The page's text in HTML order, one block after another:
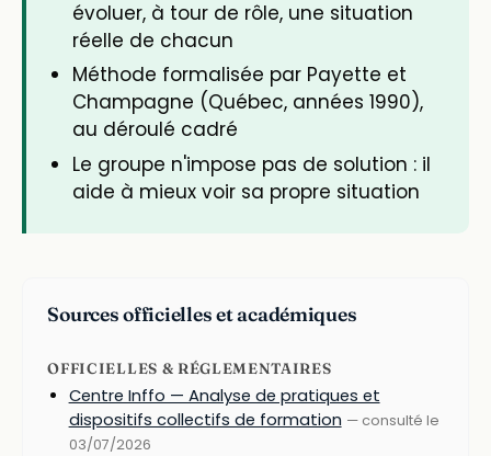
évoluer, à tour de rôle, une situation
réelle de chacun
Méthode formalisée par Payette et
Champagne (Québec, années 1990),
au déroulé cadré
Le groupe n'impose pas de solution : il
aide à mieux voir sa propre situation
Sources officielles et académiques
OFFICIELLES & RÉGLEMENTAIRES
Centre Inffo — Analyse de pratiques et
dispositifs collectifs de formation — consulté le
03/07/2026